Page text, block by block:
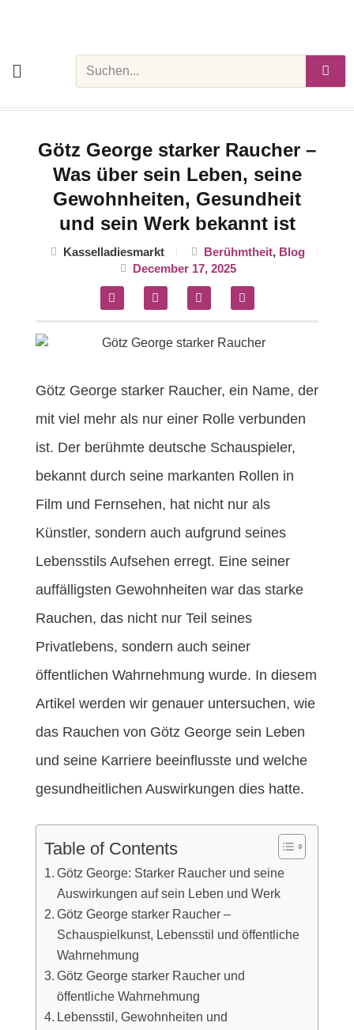
Götz George starker Raucher –
Was über sein Leben, seine
Gewohnheiten, Gesundheit
und sein Werk bekannt ist
Kasselladiesmarkt Berühmtheit, Blog
December 17, 2025
F
a
c
o
T
w
i
e
P
i
n
r
M
e
d
m
Götz George starker Raucher, ein Name, der
mit viel mehr als nur einer Rolle verbunden
ist. Der berühmte deutsche Schauspieler,
bekannt durch seine markanten Rollen in
Film und Fernsehen, hat nicht nur als
Künstler, sondern auch aufgrund seines
Lebensstils Aufsehen erregt. Eine seiner
auffälligsten Gewohnheiten war das starke
Rauchen, das nicht nur Teil seines
Privatlebens, sondern auch seiner
öffentlichen Wahrnehmung wurde. In diesem
Artikel werden wir genauer untersuchen, wie
das Rauchen von Götz George sein Leben
und seine Karriere beeinflusste und welche
gesundheitlichen Auswirkungen dies hatte.
Table of Contents
Götz George: Starker Raucher und seine
Auswirkungen auf sein Leben und Werk
Götz George starker Raucher –
Schauspielkunst, Lebensstil und öffentliche
Wahrnehmung
Götz George starker Raucher und
öffentliche Wahrnehmung
Lebensstil, Gewohnheiten und